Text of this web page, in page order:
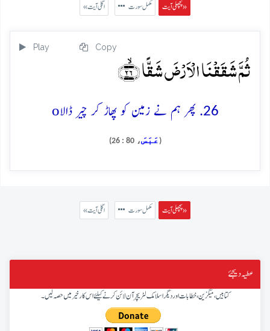
پچھلی آیت » مکمل سورت « اگلی آیت
Play Copy
ثُمَّ شَقَقۡنَا الۡاَرۡضَ شَقًّا ﴿ۙ۲۶﴾
26. پھر ہم نے زمین کو پھاڑ کر چیر ڈالا o
( عَبَسَ، 80 : 26)
پچھلی آیت » مکمل سورت « اگلی آیت
عطیہ دیجئے
کتابیں، میگزین، خطابات اور دیگر اسلامک لٹریچر آن لائن کرنے کیلئے اس کار خیر میں حصہ لیں۔